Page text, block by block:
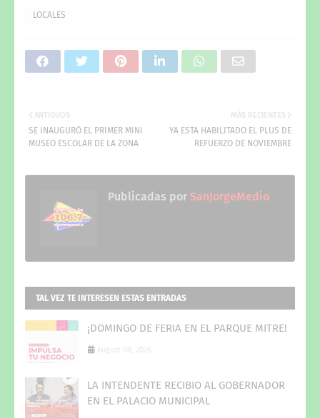
LOCALES
MÁS RECIENTES
YA ESTA HABILITADO EL PLUS DE
REFUERZO DE NOVIEMBRE
ANTIGUOS
SE INAUGURÓ EL PRIMER MINI
MUSEO ESCOLAR DE LA ZONA
Publicadas por SanJorgeMedio
TAL VEZ TE INTERESEN ESTAS ENTRADAS
¡DOMINGO DE FERIA EN EL PARQUE MITRE!
August 08, 2026
LA INTENDENTE RECIBIO AL GOBERNADOR
EN EL PALACIO MUNICIPAL